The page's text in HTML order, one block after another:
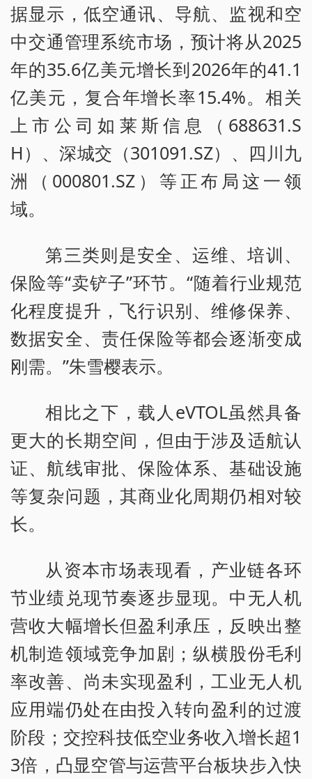
据显示，低空通讯、导航、监视和空
中交通管理系统市场，预计将从2025
年的35.6亿美元增长到2026年的41.1
亿美元，复合年增长率15.4%。相关
上市公司如莱斯信息（688631.S
H）、深城交（301091.SZ）、四川九
洲（000801.SZ）等正布局这一领
域。
第三类则是安全、运维、培训、
保险等“卖铲子”环节。“随着行业规范
化程度提升，飞行识别、维修保养、
数据安全、责任保险等都会逐渐变成
刚需。”朱雪樱表示。
相比之下，载人eVTOL虽然具备
更大的长期空间，但由于涉及适航认
证、航线审批、保险体系、基础设施
等复杂问题，其商业化周期仍相对较
长。
从资本市场表现看，产业链各环
节业绩兑现节奏逐步显现。中无人机
营收大幅增长但盈利承压，反映出整
机制造领域竞争加剧；纵横股份毛利
率改善、尚未实现盈利，工业无人机
应用端仍处在由投入转向盈利的过渡
阶段；交控科技低空业务收入增长超1
3倍，凸显空管与运营平台板块步入快